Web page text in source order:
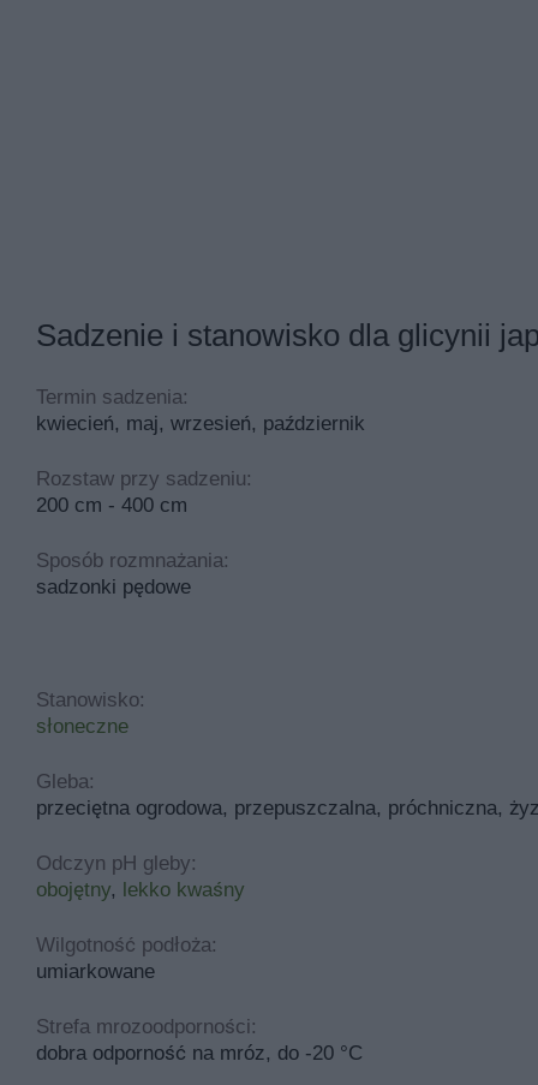
Sadzenie i stanowisko dla glicynii
Termin sadzenia:
kwiecień, maj, wrzesień, październik
Rozstaw przy sadzeniu:
200 cm - 400 cm
Sposób rozmnażania:
sadzonki pędowe
Stanowisko:
słoneczne
Gleba:
przeciętna ogrodowa, przepuszczalna, próchniczna,
Odczyn pH gleby:
obojętny, lekko kwaśny
Wilgotność podłoża:
umiarkowane
Strefa mrozoodporności:
dobra odporność na mróz, do -20 °C